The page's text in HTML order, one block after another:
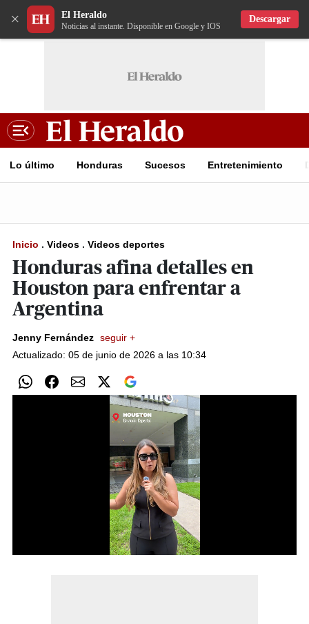
× El Heraldo
Noticias al instante. Disponible en Google y IOS
Descargar
Lo último Honduras Sucesos Entretenimiento
Inicio . Videos . Videos deportes
Honduras afina detalles en
Houston para enfrentar a
Argentina
Jenny Fernández seguir +
Actualizado: 05 de junio de 2026 a las 10:34